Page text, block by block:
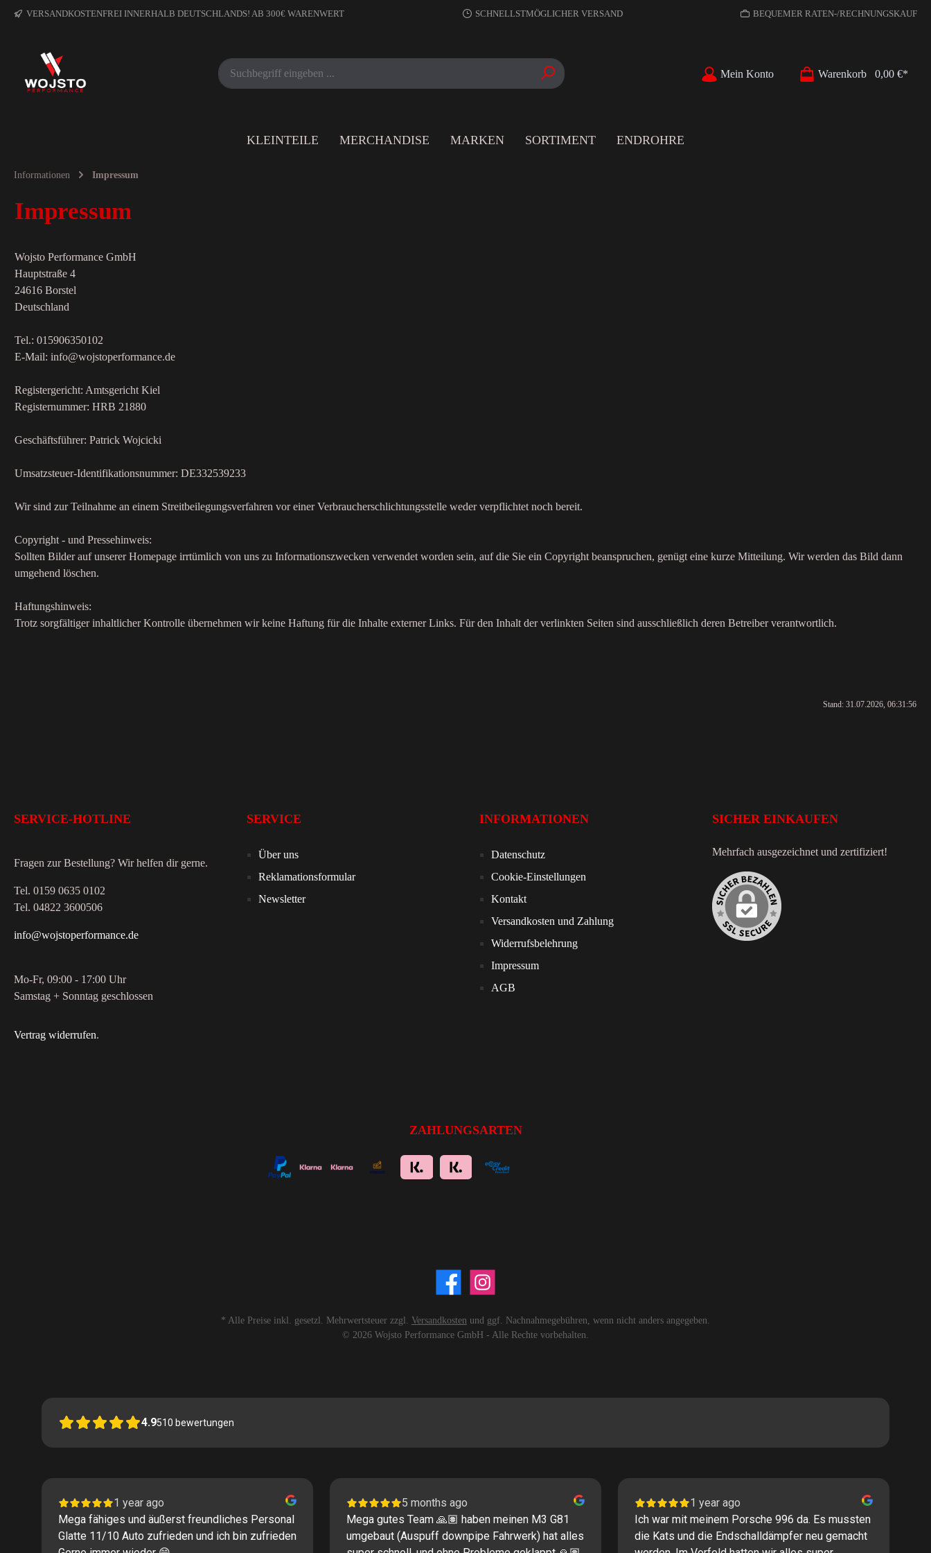
VERSANDKOSTENFREI INNERHALB DEUTSCHLANDS! AB 300€ WARENWERT SCHNELLSTMÖGLICHER VERSAND BEQUEMER RATEN-/RECHNUNGSKAUF
Mein Konto Warenkorb 0,00 €*
KLEINTEILE MERCHANDISE MARKEN SORTIMENT ENDROHRE
Informationen Impressum
Impressum
Wojsto Performance GmbH
Hauptstraße 4
24616 Borstel
Deutschland
Tel.: 015906350102
E-Mail: info@wojstoperformance.de
Registergericht: Amtsgericht Kiel
Registernummer: HRB 21880
Geschäftsführer: Patrick Wojcicki
Umsatzsteuer-Identifikationsnummer: DE332539233
Wir sind zur Teilnahme an einem Streitbeilegungsverfahren vor einer Verbraucherschlichtungsstelle weder verpflichtet noch bereit.
Copyright - und Pressehinweis:
Sollten Bilder auf unserer Homepage irrtümlich von uns zu Informationszwecken verwendet worden sein, auf die Sie ein Copyright beanspruchen, genügt eine kurze Mitteilung. Wir werden das Bild dann
umgehend löschen.
Haftungshinweis:
Trotz sorgfältiger inhaltlicher Kontrolle übernehmen wir keine Haftung für die Inhalte externer Links. Für den Inhalt der verlinkten Seiten sind ausschließlich deren Betreiber verantwortlich.
Stand: 31.07.2026, 06:31:56
SERVICE-HOTLINE
Fragen zur Bestellung? Wir helfen dir gerne.
Tel. 0159 0635 0102
Tel. 04822 3600506
info@wojstoperformance.de
Mo-Fr, 09:00 - 17:00 Uhr
Samstag + Sonntag geschlossen
Vertrag widerrufen.
SERVICE
Über uns
Reklamationsformular
Newsletter
INFORMATIONEN
Datenschutz
Cookie-Einstellungen
Kontakt
Versandkosten und Zahlung
Widerrufsbelehrung
Impressum
AGB
SICHER EINKAUFEN
Mehrfach ausgezeichnet und zertifiziert!
ZAHLUNGSARTEN
* Alle Preise inkl. gesetzl. Mehrwertsteuer zzgl. Versandkosten und ggf. Nachnahmegebühren, wenn nicht anders angegeben.
© 2026 Wojsto Performance GmbH - Alle Rechte vorbehalten.
4.9510 bewertungen
1 year ago
Mega fähiges und äußerst freundliches Personal
Glatte 11/10 Auto zufrieden und ich bin zufrieden
5 months ago
Mega gutes Team 🙏🏽 haben meinen M3 G81
umgebaut (Auspuff downpipe Fahrwerk) hat alles
1 year ago
Ich war mit meinem Porsche 996 da. Es mussten
die Kats und die Endschalldämpfer neu gemacht